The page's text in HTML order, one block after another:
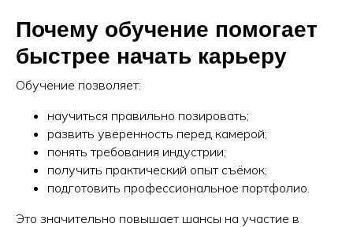
Почему обучение помогает
быстрее начать карьеру
Обучение позволяет:
научиться правильно позировать;
развить уверенность перед камерой;
понять требования индустрии;
получить практический опыт съёмок;
подготовить профессиональное портфолио.
Это значительно повышает шансы на участие в